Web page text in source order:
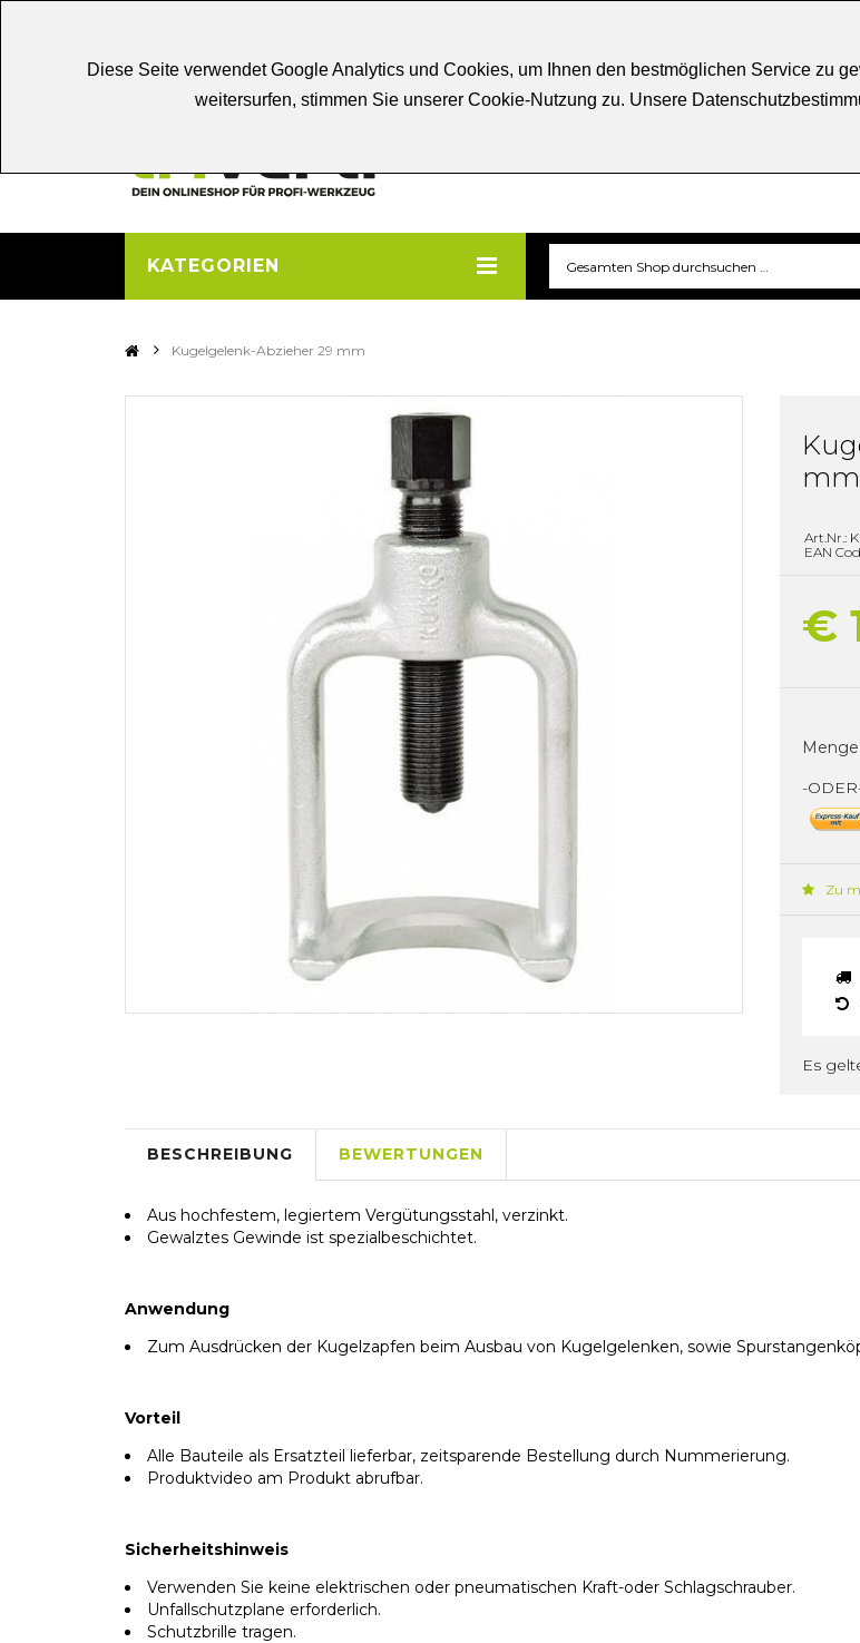
Diese Seite verwendet Google Analytics und Cookies, um Ihnen den bestmöglichen Service zu
weitersurfen, stimmen Sie unserer Cookie-Nutzung zu. Unsere
KATEGORIEN
> Kugelgelenk-Abzieher 29 mm
mm
Art.Nr.:
EAN
€
Menge
-
Zu
Es
BESCHREIBUNG BEWERTUNGEN
Aus hochfestem, legiertem Vergütungsstahl, verzinkt.
Gewalztes Gewinde ist spezialbeschichtet.
Anwendung
Zum Ausdrücken der Kugelzapfen beim Ausbau von Kugelgelenken, sowie
Vorteil
Alle Bauteile als Ersatzteil lieferbar, zeitsparende Bestellung durch Nummerierung.
Produktvideo am Produkt abrufbar.
Sicherheitshinweis
Verwenden Sie keine elektrischen oder pneumatischen Kraft-oder Schlagschrauber.
Unfallschutzplane erforderlich.
Schutzbrille tragen.